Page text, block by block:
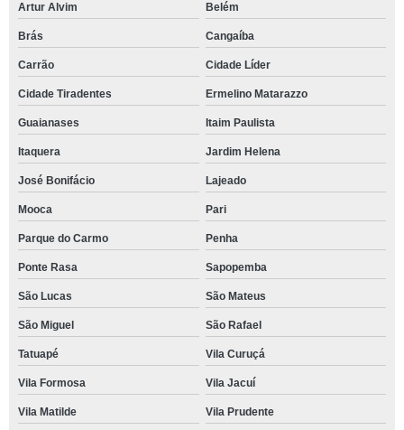
Artur Alvim Belém
Brás Cangaíba
Carrão Cidade Líder
Cidade Tiradentes Ermelino Matarazzo
Guaianases Itaim Paulista
Itaquera Jardim Helena
José Bonifácio Lajeado
Mooca Pari
Parque do Carmo Penha
Ponte Rasa Sapopemba
São Lucas São Mateus
São Miguel São Rafael
Tatuapé Vila Curuçá
Vila Formosa Vila Jacuí
Vila Matilde Vila Prudente